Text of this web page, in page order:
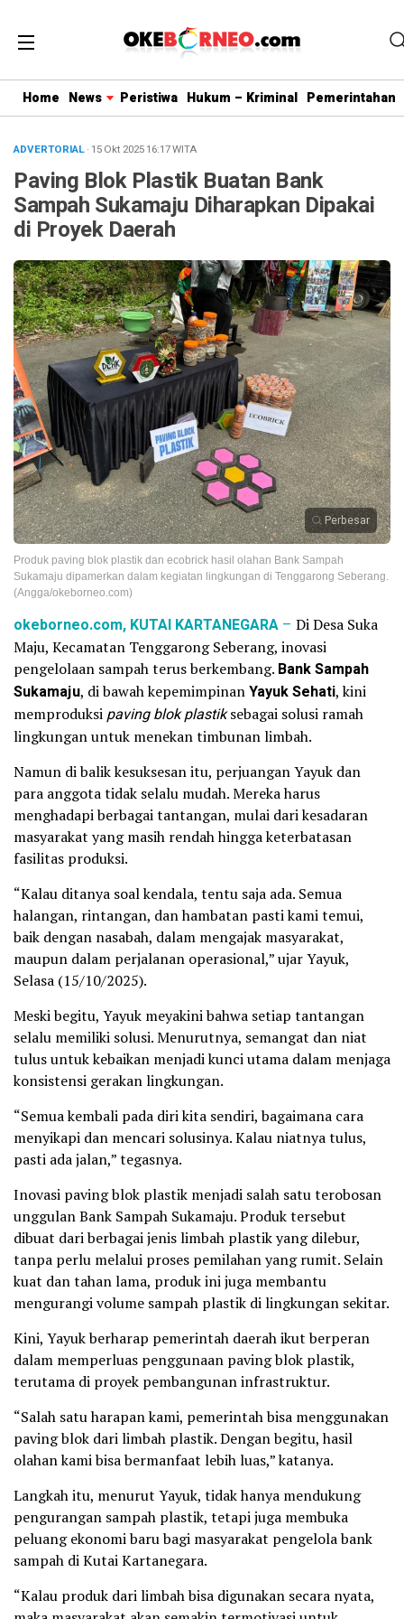
Home News Peristiwa Hukum – Kriminal Pemerintahan
ADVERTORIAL· 15 Okt 202516:17WITA
Paving Blok Plastik Buatan Bank
Sampah Sukamaju Diharapkan Dipakai
di Proyek Daerah
Perbesar
Produk paving blok plastik dan ecobrick hasil olahan Bank Sampah
Sukamaju dipamerkan dalam kegiatan lingkungan di Tenggarong Seberang.
(Angga/okeborneo.com)
okeborneo.com, KUTAI KARTANEGARA – Di Desa Suka
Maju, Kecamatan Tenggarong Seberang, inovasi
pengelolaan sampah terus berkembang. Bank Sampah
Sukamaju, di bawah kepemimpinanYayuk Sehati, kini
memproduksi paving blok plastiksebagai solusi ramah
lingkungan untuk menekan timbunan limbah.
Namun di balik kesuksesan itu, perjuangan Yayuk dan
para anggota tidak selalu mudah. Mereka harus
menghadapi berbagai tantangan, mulai dari kesadaran
masyarakat yang masih rendah hingga keterbatasan
fasilitas produksi.
“Kalau ditanya soal kendala, tentu saja ada. Semua
halangan, rintangan, dan hambatan pasti kami temui,
baik dengan nasabah, dalam mengajak masyarakat,
maupun dalam perjalanan operasional,” ujar Yayuk,
Selasa (15/10/2025).
Meski begitu, Yayuk meyakini bahwa setiap tantangan
selalu memiliki solusi. Menurutnya, semangat dan niat
tulus untuk kebaikan menjadi kunci utama dalam menjaga
konsistensi gerakan lingkungan.
“Semua kembali pada diri kita sendiri, bagaimana cara
menyikapi dan mencari solusinya. Kalau niatnya tulus,
pasti ada jalan,” tegasnya.
Inovasi paving blok plastik menjadi salah satu terobosan
unggulan Bank Sampah Sukamaju. Produk tersebut
dibuat dari berbagai jenis limbah plastik yang dilebur,
tanpa perlu melalui proses pemilahan yang rumit. Selain
kuat dan tahan lama, produk ini juga membantu
mengurangi volume sampah plastik di lingkungan sekitar.
Kini, Yayuk berharap pemerintah daerah ikut berperan
dalam memperluas penggunaan paving blok plastik,
terutama di proyek pembangunan infrastruktur.
“Salah satu harapan kami, pemerintah bisa menggunakan
paving blok dari limbah plastik. Dengan begitu, hasil
olahan kami bisa bermanfaat lebih luas,” katanya.
Langkah itu, menurut Yayuk, tidak hanya mendukung
pengurangan sampah plastik, tetapi juga membuka
peluang ekonomi baru bagi masyarakat pengelola bank
sampah di Kutai Kartanegara.
“Kalau produk dari limbah bisa digunakan secara nyata,